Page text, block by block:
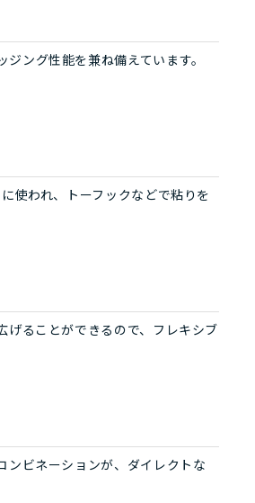
ング性能を兼ね備えています。
使われ、トーフックなどで粘りを
ることができるので、フレキシブ
ンビネーションが、ダイレクトな